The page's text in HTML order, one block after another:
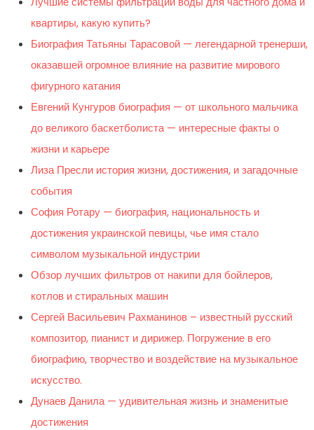
квартиры, какую купить?
Биография Татьяны Тарасовой — легендарной тренерши,
оказавшей огромное влияние на развитие мирового
фигурного катания
Евгений Кунгуров биография — от школьного мальчика
до великого баскетболиста — интересные факты о
жизни и карьере
Лиза Пресли история жизни, достижения, и загадочные
события
София Ротару — биография, национальность и
достижения украинской певицы, чье имя стало
символом музыкальной индустрии
Обзор лучших фильтров от накипи для бойлеров,
котлов и стиральных машин
Сергей Васильевич Рахманинов – известный русский
композитор, пианист и дирижер. Погружение в его
биографию, творчество и воздействие на музыкальное
искусство.
Дунаев Данила — удивительная жизнь и знаменитые
достижения